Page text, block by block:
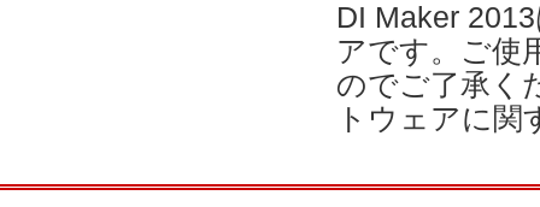
DI Maker
アです。ご使
のでご了承く
トウェアに